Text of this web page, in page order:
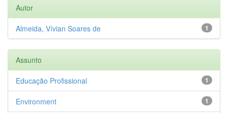
Autor
1
Almeida, Vívian Soares de
Assunto
1
Educação Profissional
1
Environment